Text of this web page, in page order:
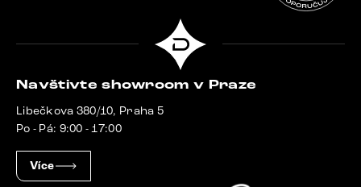
Navštivte showroom v Praze
Libečkova 380/10, Praha 5
Po - Pá: 9:00 - 17:00
Více